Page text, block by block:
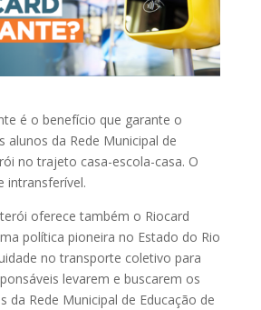
é o benefício que garante o
alunos da Rede Municipal de
no trajeto casa-escola-casa. O
intransferível.
oferece também o Riocard
política pioneira no Estado do Rio
no transporte coletivo para
levarem e buscarem os
da Rede Municipal de Educação de